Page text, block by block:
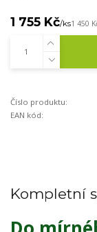
1 755 Kč/ks1 450
Číslo produktu:
EAN kód:
Kompletní